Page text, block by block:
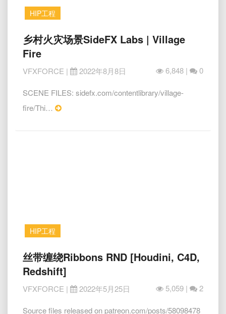
HIP工程
乡
村
火
灾
景
SideFX
Labs
乡村火灾场景SideFX Labs | Village
Fire
VFXFORCE | 2022年8月8日 6,848 | 0
SCENE FILES: sidefx.com/contentlibrary/village-
fire/Thi…
Read
HIP工程
丝
带
缠
绕
RND
丝带缠绕Ribbons RND [Houdini, C4D,
Redshift]
VFXFORCE | 2022年5月25日 5,059 | 2
Source files released on patreon.com/posts/58098478